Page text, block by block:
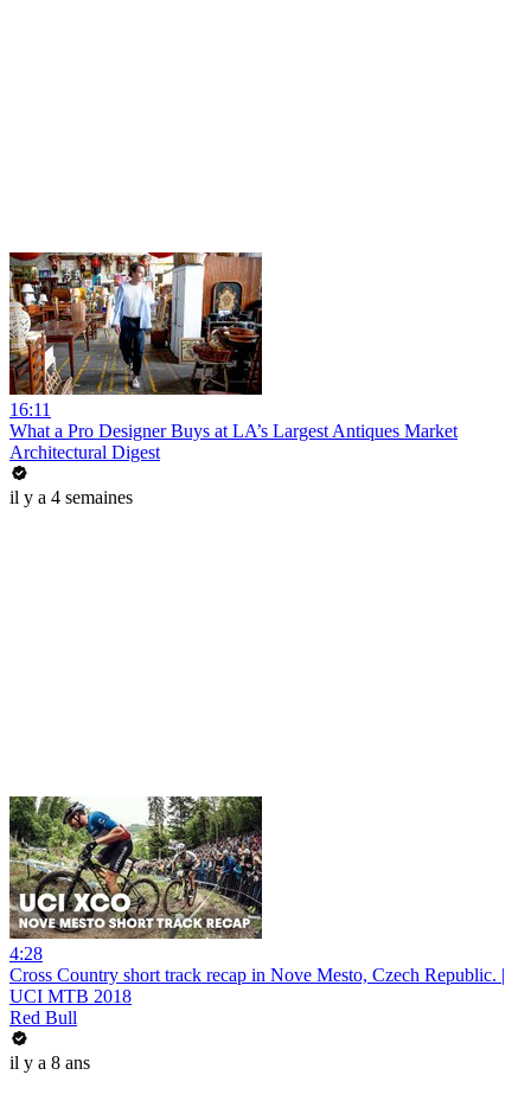
16:11
What a Pro Designer Buys at LA’s Largest Antiques Market
Architectural Digest
il y a 4 semaines
4:28
Cross Country short track recap in Nove Mesto, Czech Republic. |
UCI MTB 2018
Red Bull
il y a 8 ans